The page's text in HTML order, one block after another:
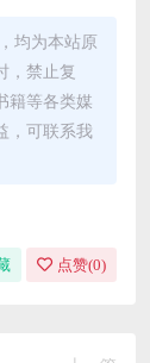
均为本站原
，禁止复
籍等各类媒
，可联系我
点赞(0)